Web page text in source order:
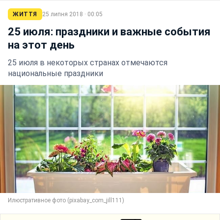
ЖИТТЯ 25 липня 2018 · 00:05
25 июля: праздники и важные события
на этот день
25 июля в некоторых странах отмечаются
национальные праздники
Илюстративное фото (pixabay_com_jill111)